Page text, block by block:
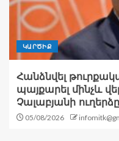
ԿԱՐԾԻՔ
Հանձնվել
պայքարել մինչև
Չալաբյանի
05/08/2026